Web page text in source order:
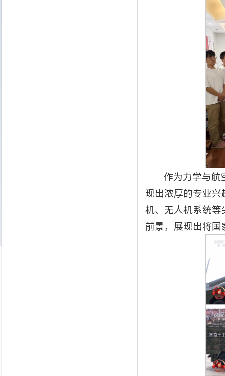
作为力学与航
现出浓厚的专业
机、无人机系统
前景，展现出将